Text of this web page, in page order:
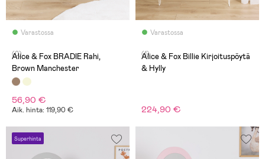
Varastossa
(0)
Alice & Fox BRADIE Rahi,
Brown Manchester
56,90 €
Aik. hinta: 119,90 €
Varastossa
(1)
Alice & Fox Billie Kirjoituspöytä
& Hylly
224,90 €
Superhinta